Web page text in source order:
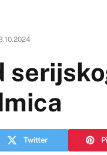
Twitter